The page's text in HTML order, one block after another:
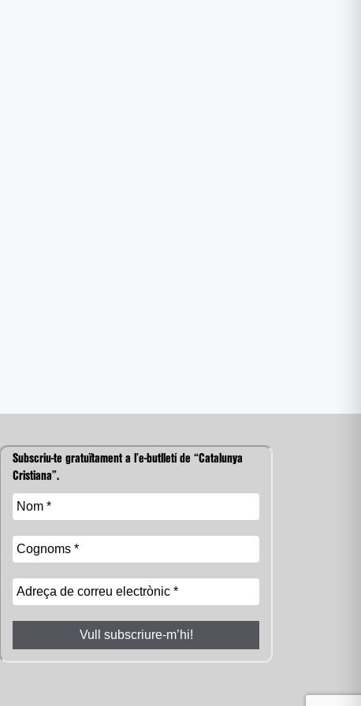
Subscriu-te gratuïtament a l’e-butlletí de “Catalunya
Cristiana”.